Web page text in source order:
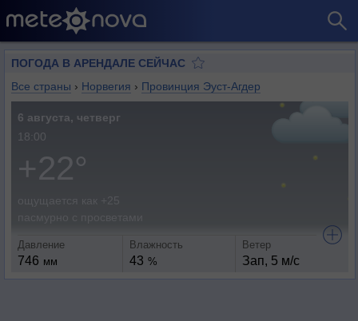
ПОГОДА В АРЕНДАЛЕ СЕЙЧАС
Все страны › Норвегия › Провинция Эуст-Агдер
6 августа, четверг
18:00
+22°
Давление
746 мм
Влажность
43 %
Ветер
Зап, 5 м/с